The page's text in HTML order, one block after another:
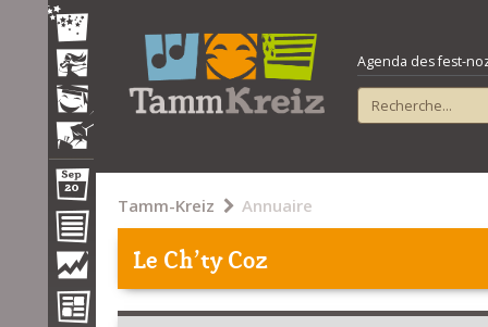
Agenda des fest-
Tamm-Kreiz Annuaire
Le Ch'ty Coz